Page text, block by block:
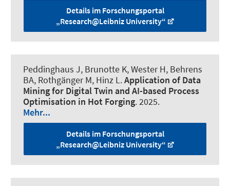
Details im Forschungsportal
„Research@Leibniz University“
Peddinghaus J, Brunotte K, Wester H, Behrens
BA, Rothgänger M, Hinz L.Application of Data
Mining for Digital Twin and AI-based Process
Optimisation in Hot Forging. 2025.
Mehr...
Details im Forschungsportal
„Research@Leibniz University“